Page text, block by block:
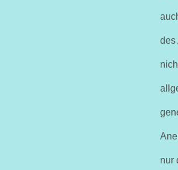
des
nur